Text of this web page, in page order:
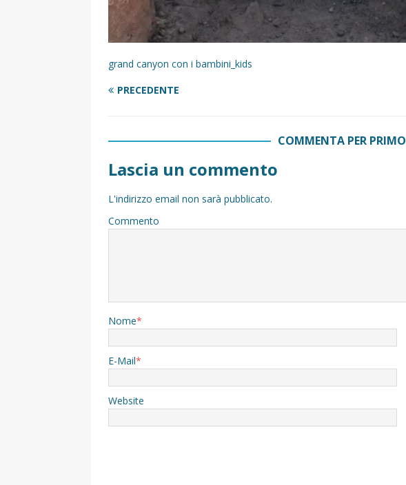
grand canyon con i bambini_kids
PRECEDENTE
COMMENTA PER PRIMO
Lascia un commento
L'indirizzo email non sarà pubblicato.
Commento
Nome*
E-Mail*
Website